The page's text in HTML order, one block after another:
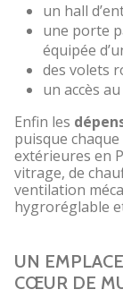
un hall
une porte
équipée
des volets
un accès
Enfin les
puisque
extérieures en
vitrage, de
ventilation
hygroréglable
UN
CŒUR DE